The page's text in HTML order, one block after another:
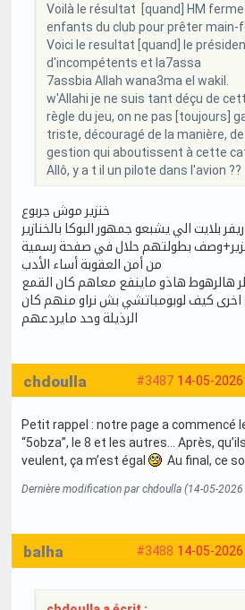
Voilà le résultat [quand] HM
enfants du club pour prêter main-
Voici le resultat [quand] le
d'incompétents et la7assa
7assbia Allah wana3ma el wakil.
w'Allahi je ne suis tant déçu de
règle du jeu, on ne pas [toujours]
triste, découragé de la manière,
gestion qui aboutissent à cette
Allô, y a t il un pilote dans l'avion ??
خنزير موش جربوع
بلايت الي يشبعو جمهور البوكا بالخنازير
بطولتهم حلال في صفحة رسمية
من أمن العقوبة أساء الأدب
هالرهوط هاذو ماينفع معاهم كان القمع
اخرى كيف لوبومباتشي بش نراو منهم كان
الرذيلة وحد مايردعهم
#3487 14-05-2026
chdoulla
Petit rappel : notre page a commencé
“5obza”, le 8 et les autres… Après,
veulent, ça m’est égal
Au final, ce
Dernière modification par chdoulla (14-05-
#3488 14-05-
balha